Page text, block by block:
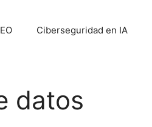
Ciberseguridad en IA
datos